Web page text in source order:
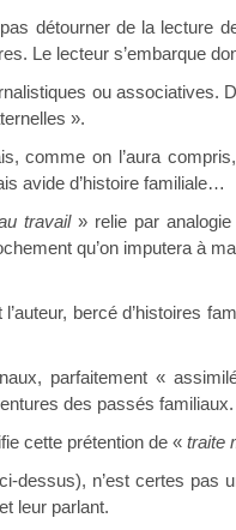
détourner de la lecture
Le lecteur s’embarque
ou associatives.
».
comme on l’aura
avide d’histoire familiale…
travail» relie par analogie
qu’on imputera à
bercé d’histoires
parfaitement «
des passés familiaux.
cette prétention de « traite
n’est certes pas
leur parlant.